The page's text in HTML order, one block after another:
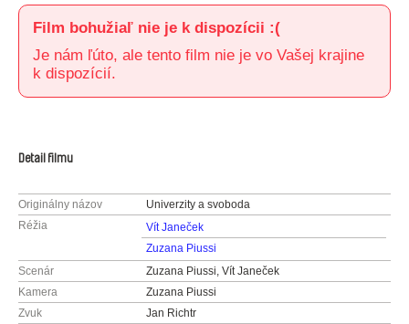
Film bohužiaľ nie je k dispozícii :(
Je nám ľúto, ale tento film nie je vo Vašej krajine
k dispozícií.
Detail filmu
Originálny názov
Univerzity a svoboda
Réžia
Vít Janeček
Zuzana Piussi
Scenár
Zuzana Piussi, Vít Janeček
Kamera
Zuzana Piussi
Zvuk
Jan Richtr